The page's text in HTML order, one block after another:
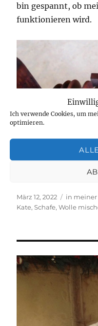
Ich verwende Cookies, um
optimieren.
bin gespannt, ob
funktionieren wird.
Veröffentlicht
am
März 12, 2022 in
Kate,Schafe,Wolle